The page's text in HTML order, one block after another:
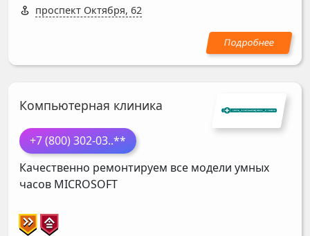
проспект Октября, 62
Компьютерная клиника
+7 (800) 302-03..**
Качественно ремонтируем все модели умных
часов MICROSOFT